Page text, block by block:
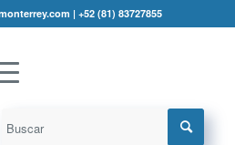
| +52 (81) 83727855